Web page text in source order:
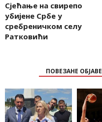
Сјећање на свирепо
убијене Србе у
сребреничком селу
Ратковићи
ПОВЕЗАНЕ ОБЈАВЕ